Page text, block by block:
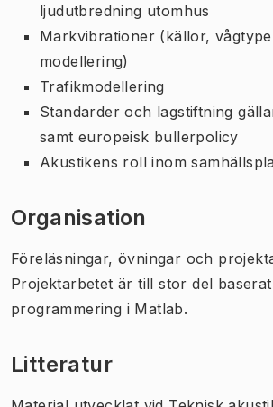
ljudutbredning utomhus
Markvibrationer (källor,
modellering)
Trafikmodellering
Standarder och lagstiftning
samt europeisk bullerpolicy
Akustikens roll inom
Organisation
Föreläsningar, övningar och
Projektarbetet är till stor del
programmering i Matlab.
Litteratur